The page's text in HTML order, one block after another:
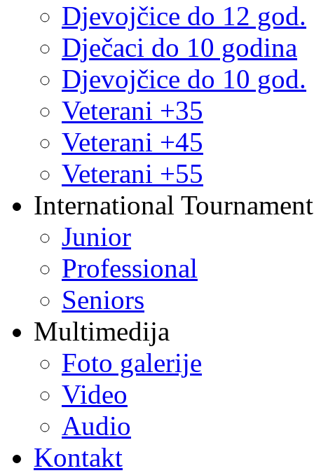
Djevojčice do 12 god.
Dječaci do 10 godina
Djevojčice do 10 god.
Veterani +35
Veterani +45
Veterani +55
International
Junior
Professional
Seniors
Multimedija
Foto galerije
Video
Audio
Kontakt